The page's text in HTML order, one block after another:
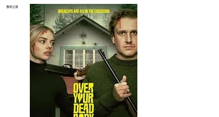
致命之旅